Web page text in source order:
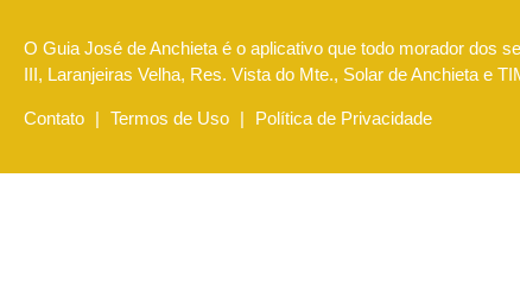
O Guia José de Anchieta é o aplicativo que todo morador dos
III, Laranjeiras Velha, Res. Vista do Mte., Solar de Anchieta e
Contato | Termos de Uso | Política de Privacidade